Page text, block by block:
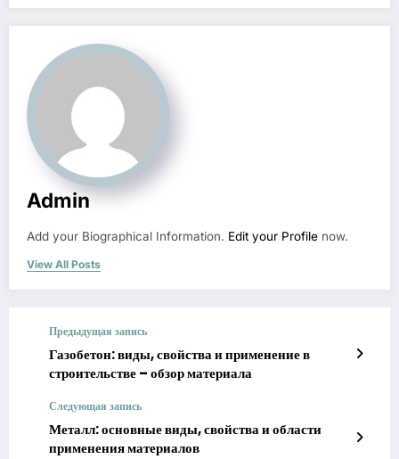
Admin
Add your Biographical Information. Edit your Profile now.
View All Posts
Предыдущая запись
Газобетон: виды, свойства и применение в
строительстве – обзор материала
Следующая запись
Металл: основные виды, свойства и области
применения материалов